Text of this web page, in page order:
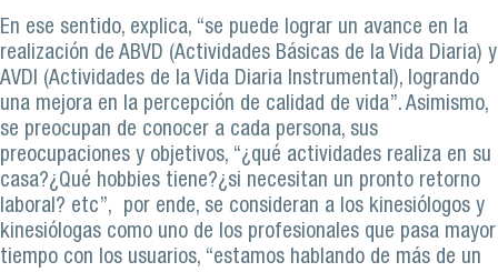
En ese sentido, explica, “se puede lograr un avance en la
realización de ABVD (Actividades Básicas de la Vida Diaria) y
AVDI (Actividades de la Vida Diaria Instrumental), logrando
una mejora en la percepción de calidad de vida”. Asimismo,
se preocupan de conocer a cada persona, sus
preocupaciones y objetivos, “¿qué actividades realiza en su
casa?¿Qué hobbies tiene?¿si necesitan un pronto retorno
laboral? etc”, por ende, se consideran a los kinesiólogos y
kinesiólogas como uno de los profesionales que pasa mayor
tiempo con los usuarios, “estamos hablando de más de un